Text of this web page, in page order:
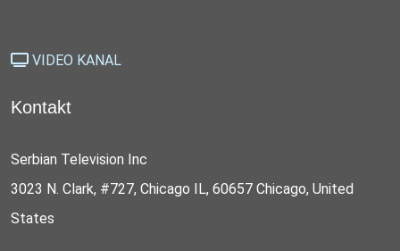
VIDEO KANAL
Kontakt
Serbian Television Inc
3023 N. Clark, #727, Chicago IL, 60657 Chicago, United
States